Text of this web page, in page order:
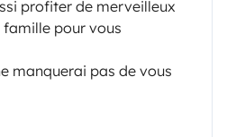
profiter de merveilleux
famille pour vous
manquerai pas de vous